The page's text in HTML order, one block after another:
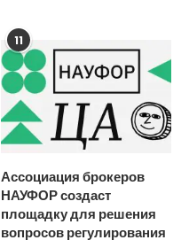
11
Ассоциация брокеров
НАУФОР создаст
площадку для решения
вопросов регулирования